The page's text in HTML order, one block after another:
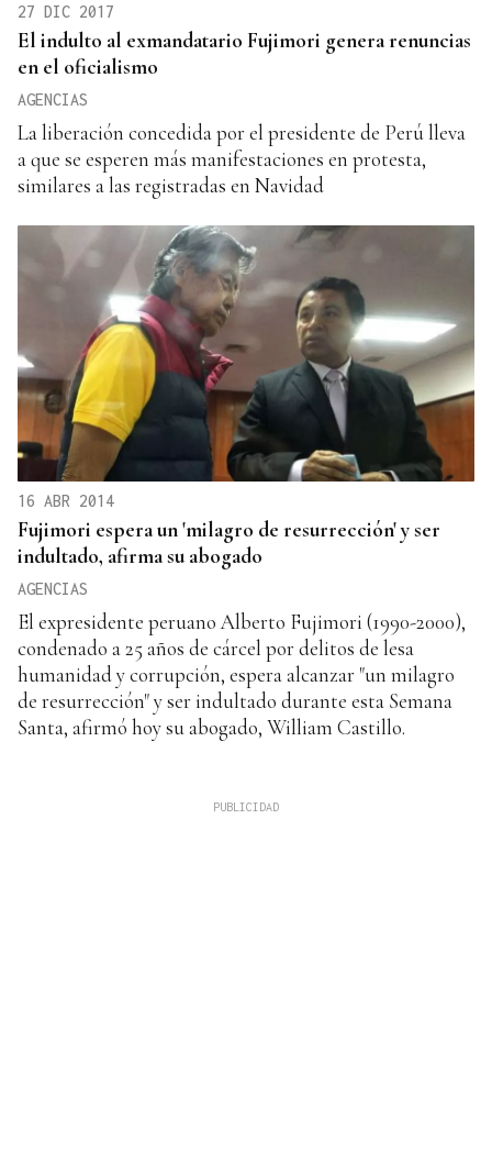
27 DIC 2017
El indulto al exmandatario Fujimori genera renuncias
en el oficialismo
AGENCIAS
La liberación concedida por el presidente de Perú lleva
a que se esperen más manifestaciones en protesta,
similares a las registradas en Navidad
16 ABR 2014
Fujimori espera un 'milagro de resurrección' y ser
indultado, afirma su abogado
AGENCIAS
El expresidente peruano Alberto Fujimori (1990-2000),
condenado a 25 años de cárcel por delitos de lesa
humanidad y corrupción, espera alcanzar "un milagro
de resurrección" y ser indultado durante esta Semana
Santa, afirmó hoy su abogado, William Castillo.